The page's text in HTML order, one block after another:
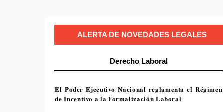
ALERTA DE NOVEDADES LEGALES
Derecho Laboral
El Poder Ejecutivo Nacional reglamenta el Régimen
de Incentivo a la Formalización Laboral